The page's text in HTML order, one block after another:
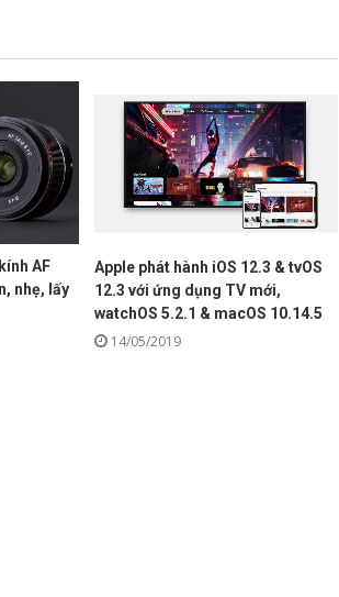
AF
nhẹ, lấy
Apple phát hành iOS 12.3 & tvOS
12.3 với ứng dụng TV mới,
watchOS 5.2.1 & macOS 10.14.5
14/05/2019